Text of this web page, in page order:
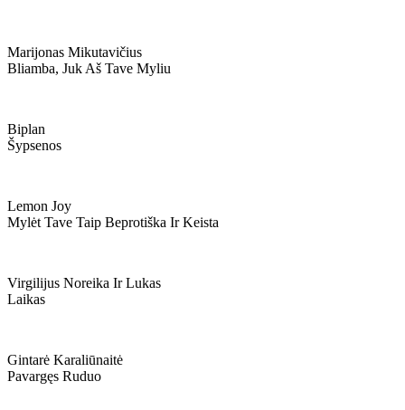
Marijonas Mikutavičius
Bliamba, Juk Aš Tave Myliu
Biplan
Šypsenos
Lemon Joy
Mylėt Tave Taip Beprotiška Ir Keista
Virgilijus Noreika Ir Lukas
Laikas
Gintarė Karaliūnaitė
Pavargęs Ruduo